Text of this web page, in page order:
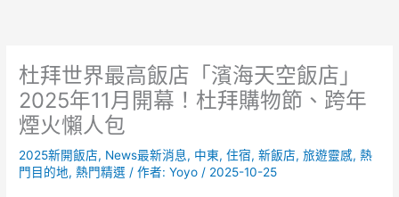
杜拜世界最高飯店「濱海天空飯店」
2025年11月開幕！杜拜購物節、跨年
煙火懶人包
2025新開飯店, News最新消息, 中東,住宿,新飯店,旅遊靈感,熱
門目的地,熱門精選 / 作者:Yoyo / 2025-10-25